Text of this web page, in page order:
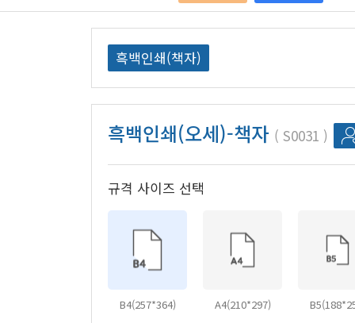
흑백인쇄(책자)
흑백인쇄(오세)-책자 S0031
규격 사이즈 선택
B4(257*364) A4(210*297)